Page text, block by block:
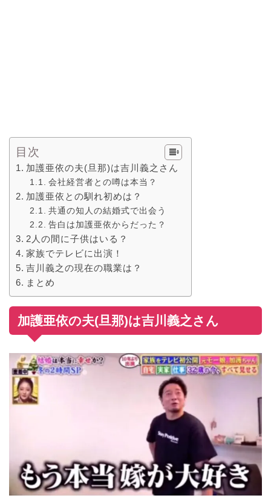
目次
加護亜依の夫(旦那)は吉川義之さん
会社経営者との噂は本当？
加護亜依との馴れ初めは？
共通の知人の結婚式で出会う
告白は加護亜依からだった？
2人の間に子供はいる？
家族でテレビに出演！
吉川義之の現在の職業は？
まとめ
加護亜依の夫(旦那)は吉川義之さん